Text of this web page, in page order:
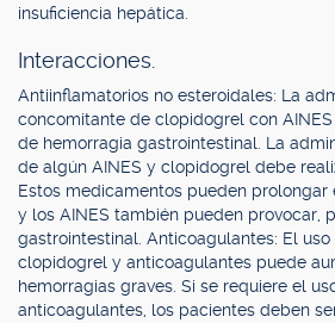
insuficiencia hepática.
Interacciones.
Antiinflamatorios no esteroidales: La
concomitante de clopidogrel con
de hemorragia gastrointestinal. La
de algún AINES y clopidogrel debe
Estos medicamentos pueden
y los AINES también pueden provocar,
gastrointestinal. Anticoagulantes: El
clopidogrel y anticoagulantes puede
hemorragias graves. Si se requiere el
anticoagulantes, los pacientes deben